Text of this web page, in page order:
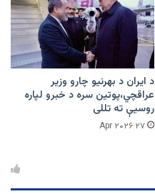
د ایران د بهرنیو چارو وزیر
عراقچي،پوتین سره د خبرو لپاره
روسیې ته تللی
۲۷ Apr ۲۰۲۶